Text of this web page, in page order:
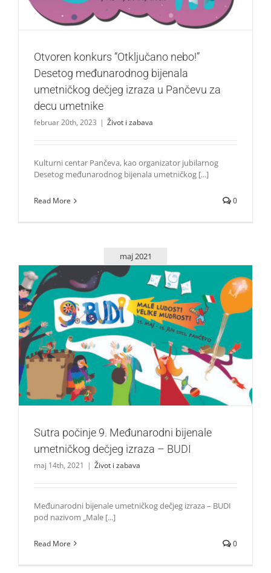
Otvoren konkurs “Otključano nebo!”
Desetog međunarodnog bijenala
umetničkog dečjeg izraza u Pančevu za
decu umetnike
februar 20th, 2023 | Život i zabava
Kulturni centаr Pаnčevа, kаo orgаnizаtor jubilarnog
Desetog međunаrodnog bijenаlа umetničkog [...]
Read More 0
maj 2021
Sutra počinje 9. Međunarodni bijenale umetničkog dečjeg
izraza – BUDI
Život i zabava
Sutra počinje 9. Međunarodni bijenale
umetničkog dečjeg izraza – BUDI
maj 14th, 2021 | Život i zabava
Međunarodni bijenale umetničkog dečjeg izraza – BUDI
pod nazivom „Male [...]
Read More 0